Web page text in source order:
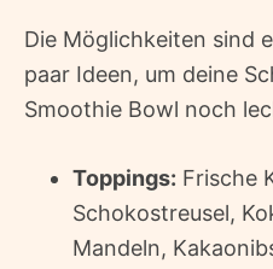
Die Möglichkeiten sind
paar Ideen, um deine
Smoothie Bowl noch
Toppings: Frische
Schokostreusel,
Mandeln,